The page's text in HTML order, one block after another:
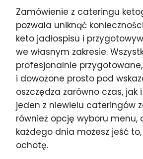
Zamówienie z cateringu
pozwala uniknąć
keto jadłospisu i
we własnym zakresie.
profesjonalnie
i dowożone prosto pod
oszczędza zarówno czas, jak
jeden z niewielu cateringów
również opcję wyboru menu,
każdego dnia możesz jeść
ochotę.